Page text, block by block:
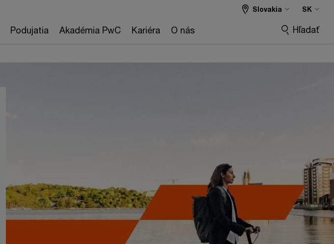
Podujatia Akadémia PwC Kariéra O nás
Slovakia SK
Hľadať